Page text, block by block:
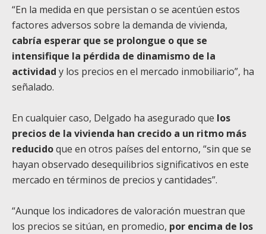
“En la medida en que persistan o se acentúen estos
factores adversos sobre la demanda de vivienda,
cabría esperar que se prolongue o que se
intensifique la pérdida de dinamismo de la
actividad y los precios en el mercado inmobiliario”, ha
señalado.
En cualquier caso, Delgado ha asegurado que los
precios de la vivienda han crecido a un ritmo más
reducidoque en otros países del entorno, “sin que se
hayan observado desequilibrios significativos en este
mercado en términos de precios y cantidades”.
“Aunque los indicadores de valoración muestran que
los precios se sitúan, en promedio, por encima de los